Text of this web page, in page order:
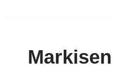
springen